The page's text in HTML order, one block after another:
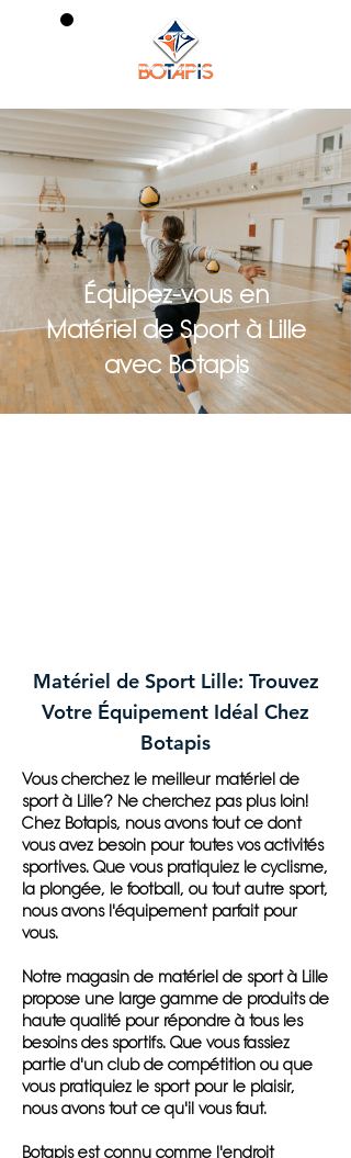
Équipez-vous en
Matériel de Sport à Lille
avec Botapis
Matériel de Sport Lille: Trouvez
Votre Équipement Idéal Chez
Botapis
Vous cherchez le meilleur matériel de
sport à Lille? Ne cherchez pas plus loin!
Chez Botapis, nous avons tout ce dont
vous avez besoin pour toutes vos activités
sportives. Que vous pratiquiez le cyclisme,
la plongée, le football, ou tout autre sport,
nous avons l'équipement parfait pour
vous.
Notre magasin de matériel de sport à Lille
propose une large gamme de produits de
haute qualité pour répondre à tous les
besoins des sportifs. Que vous fassiez
partie d'un club de compétition ou que
vous pratiquiez le sport pour le plaisir,
nous avons tout ce qu'il vous faut.
Botapis est connu comme l'endroit